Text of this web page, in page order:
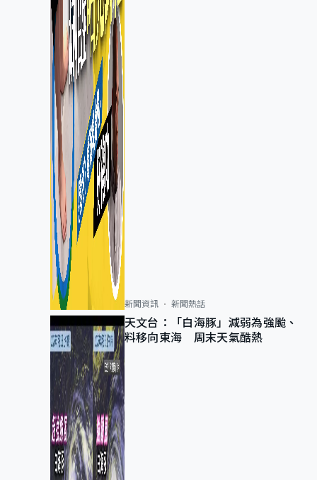
新聞資訊 新聞熱話
天文台：「白海豚」減弱為強颱、
料移向東海 周末天氣酷熱